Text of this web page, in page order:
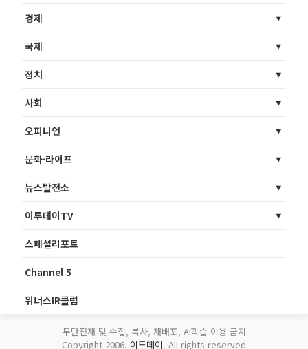
경제
국제
정치
사회
오피니언
문화·라이프
뉴스발전소
이투데이TV
스페셜리포트
Channel 5
위너스IR클럽
무단전재 및 수집, 복사, 재배포, AI학습 이용 금지
Copyright 2006. 이투데이. All rights reserved